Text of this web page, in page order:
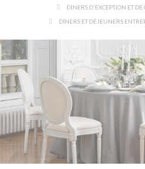
DÎNERS D'EXCEPTION ET DE
DÎNERS ET DÉJEUNERS